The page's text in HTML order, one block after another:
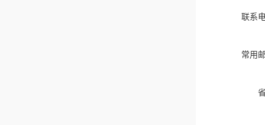
联系
常用